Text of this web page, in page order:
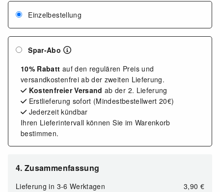
Einzelbestellung
Spar-Abo
10% Rabatt auf den regulären Preis und
versandkostenfrei ab der zweiten Lieferung.
Kostenfreier Versand ab der 2. Lieferung
Erstlieferung sofort (Mindestbestellwert 20€)
Jederzeit kündbar
Ihren Lieferintervall können Sie im Warenkorb
bestimmen.
4. Zusammenfassung
Lieferung in 3-6 Werktagen 3,90 €